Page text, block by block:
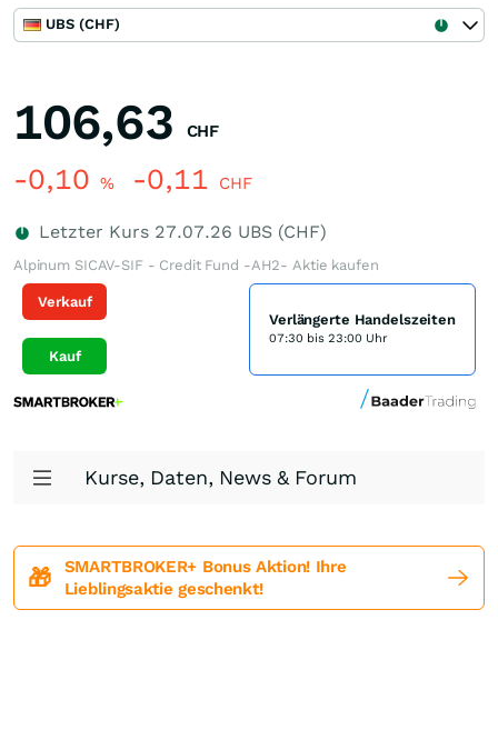
UBS (CHF)
106,63 CHF
-0,10 % -0,11 CHF
Letzter Kurs 27.07.26 UBS (CHF)
Alpinum SICAV-SIF - Credit Fund -AH2- Aktie kaufen
Verkauf
Kauf
Verlängerte Handelszeiten
07:30 bis 23:00 Uhr
Kurse, Daten, News & Forum
🎁
SMARTBROKER+ Bonus Aktion! Ihre
Lieblingsaktie geschenkt!